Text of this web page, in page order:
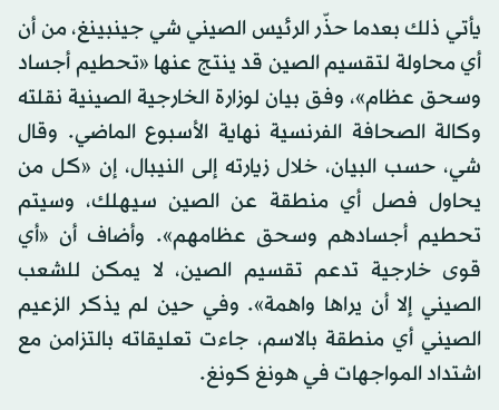
يأتي ذلك بعدما حذّر الرئيس الصيني شي جينبينغ، من أن
أي محاولة لتقسيم الصين قد ينتج عنها «تحطيم أجساد
وسحق عظام»، وفق بيان لوزارة الخارجية الصينية نقلته
وكالة الصحافة الفرنسية نهاية الأسبوع الماضي. وقال
شي، حسب البيان، خلال زيارته إلى النيبال، إن «كل من
يحاول فصل أي منطقة عن الصين سيهلك، وسيتم
تحطيم أجسادهم وسحق عظامهم». وأضاف أن «أي
قوى خارجية تدعم تقسيم الصين، لا يمكن للشعب
الصيني إلا أن يراها واهمة». وفي حين لم يذكر الزعيم
الصيني أي منطقة بالاسم، جاءت تعليقاته بالتزامن مع
اشتداد المواجهات في هونغ كونغ.